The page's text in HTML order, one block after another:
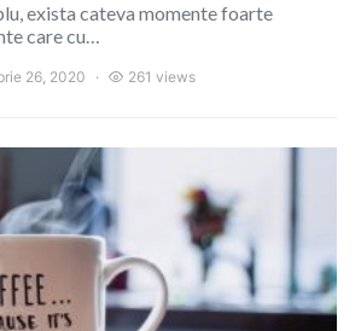
exista cateva momente foarte
care cu…
26, 2020 261 views